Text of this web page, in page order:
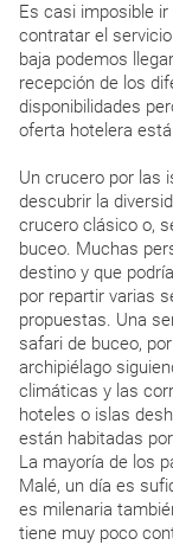
Es casi imposible
contratar el
baja podemos
recepción de los
disponibilidades
oferta hotelera
Un crucero por las
descubrir la
crucero clásico o,
buceo. Muchas
destino y que
por repartir varias
propuestas. Una
safari de buceo,
archipiélago
climáticas y las
hoteles o islas
están habitadas
La mayoría de los
Malé, un día es
es milenaria
tiene muy poco